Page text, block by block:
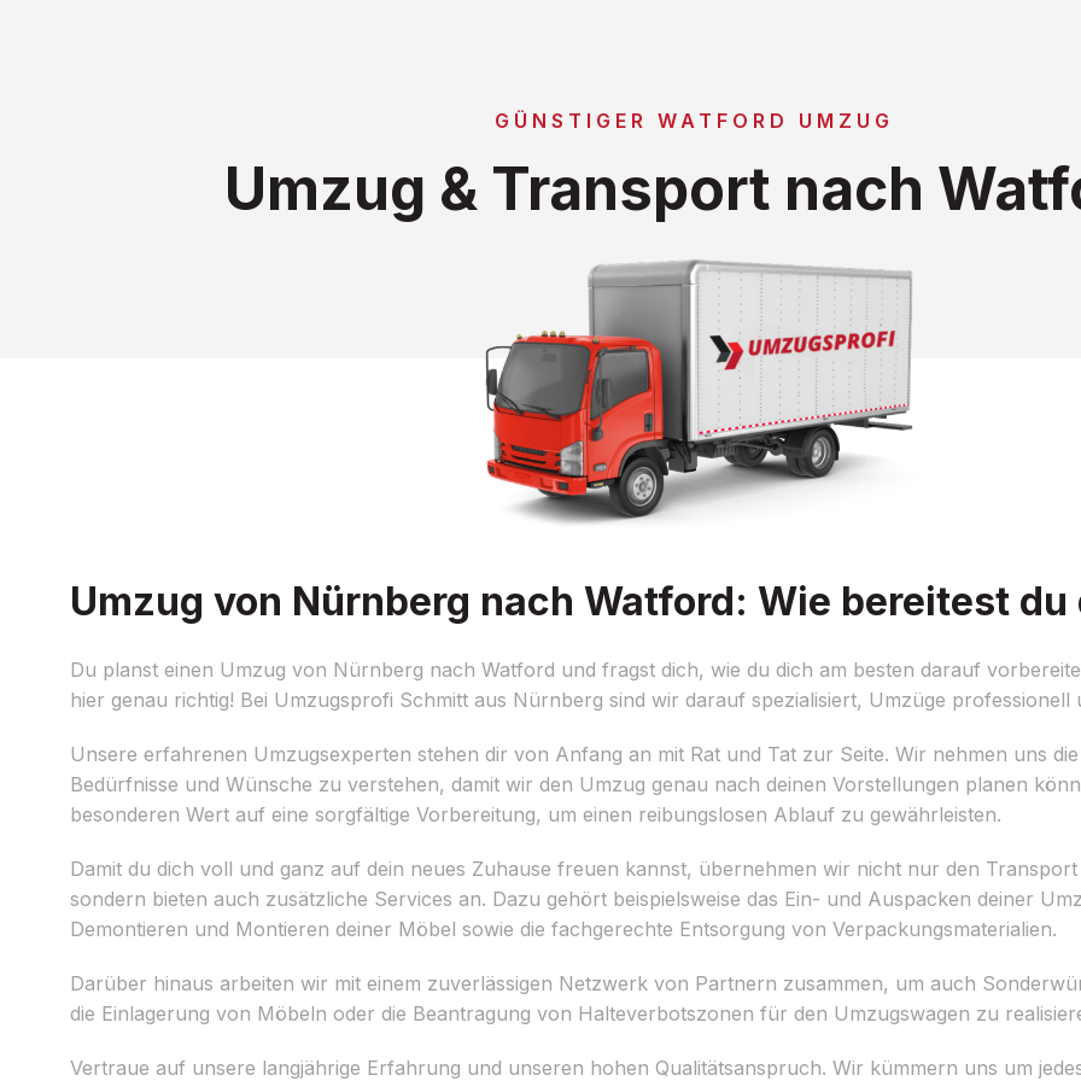
GÜNSTIGER WATFORD UMZUG
Umzug & Transport nach
Umzug von Nürnberg nach Watford: Wie bereitest du
Du planst einen Umzug von Nürnberg nach Watford und fragst dich, wie du dich am besten darauf
hier genau richtig! Bei Umzugsprofi Schmitt aus Nürnberg sind wir darauf spezialisiert, Umzüge professionell
Unsere erfahrenen Umzugsexperten stehen dir von Anfang an mit Rat und Tat zur Seite. Wir nehmen uns
Bedürfnisse und Wünsche zu verstehen, damit wir den Umzug genau nach deinen Vorstellungen planen
besonderen Wert auf eine sorgfältige Vorbereitung, um einen reibungslosen Ablauf zu gewährleisten.
Damit du dich voll und ganz auf dein neues Zuhause freuen kannst, übernehmen wir nicht nur den
sondern bieten auch zusätzliche Services an. Dazu gehört beispielsweise das Ein- und Auspacken deiner
Demontieren und Montieren deiner Möbel sowie die fachgerechte Entsorgung von Verpackungsmaterialien.
Darüber hinaus arbeiten wir mit einem zuverlässigen Netzwerk von Partnern zusammen, um auch
die Einlagerung von Möbeln oder die Beantragung von Halteverbotszonen für den Umzugswagen zu
Vertraue auf unsere langjährige Erfahrung und unseren hohen Qualitätsanspruch. Wir kümmern uns um